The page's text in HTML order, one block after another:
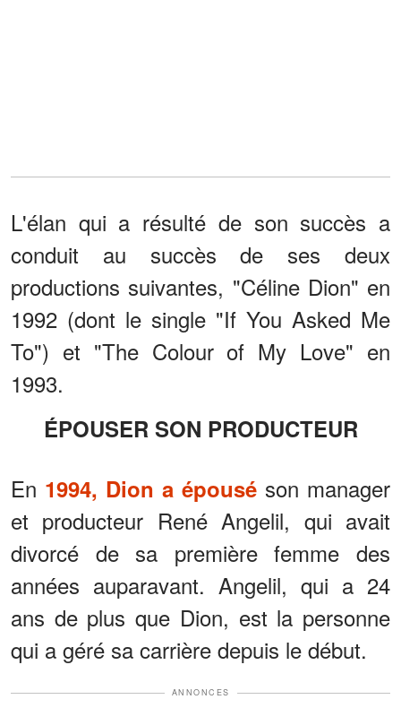
L'élan qui a résulté de son succès a
conduit au succès de ses deux
productions suivantes, "Céline Dion" en
1992 (dont le single "If You Asked Me
To") et "The Colour of My Love" en
1993.
ÉPOUSER SON PRODUCTEUR
En 1994, Dion a épousé son manager
et producteur René Angelil, qui avait
divorcé de sa première femme des
années auparavant. Angelil, qui a 24
ans de plus que Dion, est la personne
qui a géré sa carrière depuis le début.
ANNONCES